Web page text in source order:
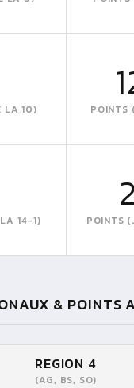
LA 10) POINTS
14-1) POINTS
& POINTS
REGION 4
(AG, BS, SO)